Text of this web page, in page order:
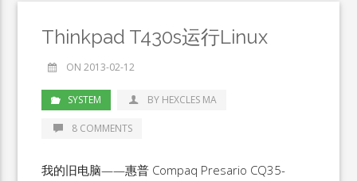
Thinkpad T430s运行Linux
ON 2013-02-12
SYSTEM BY HEXCLES MA
8 COMMENTS
我的旧电脑——惠普 Compaq Presario CQ35-